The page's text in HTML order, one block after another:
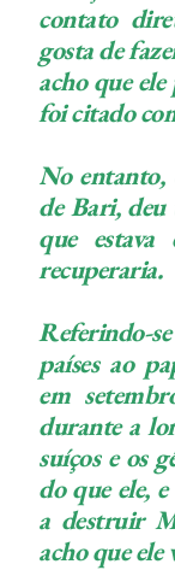
contato
gosta de
acho que
foi citado
No entanto,
de Bari,
que
recuperaria.
Referindo-
países ao
em
durante a
suíços e os
do que ele,
a destruir
acho que ele